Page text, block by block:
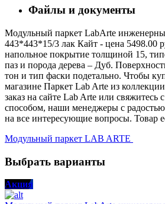
Файлы и документы
Модульный паркет LabArte
443*443*15/3 лак Кайт - цена 5498.00
напольное покрытие толщиной 15,
паз и порода дерева – Дуб.
тон и тип фаски подетально. Чтобы
магазине Паркет Lab Arte из
заказ на сайте Lab Arte или
способом, наши менеджеры с
на все интересующие вопросы. Товар
Модульный паркет LAB ARTE
Выбрать варианты
Акция